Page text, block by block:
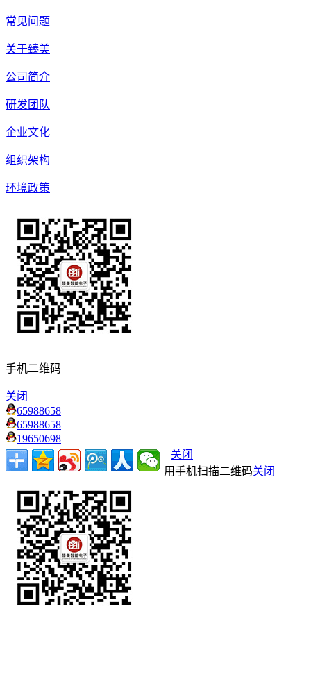
常见问题
关于臻美
公司简介
研发团队
企业文化
组织架构
环境政策
手机二维码
关闭
65988658
65988658
19650698
关闭
用手机扫描二维码关闭